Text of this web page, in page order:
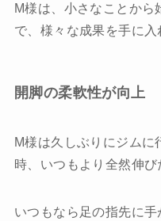
M様は、小さなことから
で、様々な成果を手に入
開脚の柔軟性が向上
M様は久しぶりにジムに
時、いつもより全然伸び
いつもなら足の指先に手